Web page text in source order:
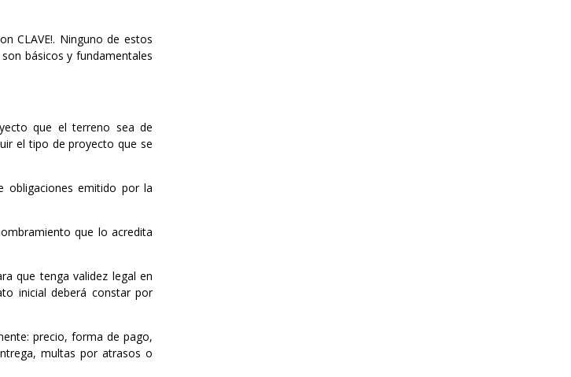
CLAVE!. Ninguno de estos
básicos y fundamentales
que el terreno sea de
el tipo de proyecto que se
obligaciones emitido por la
que lo acredita
que tenga validez legal en
inicial deberá constar por
precio, forma de pago,
multas por atrasos o